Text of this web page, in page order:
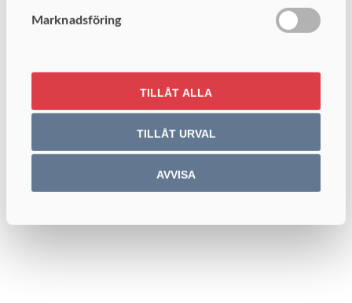
Marknadsföring
TILLÅT ALLA
TILLÅT URVAL
AVVISA